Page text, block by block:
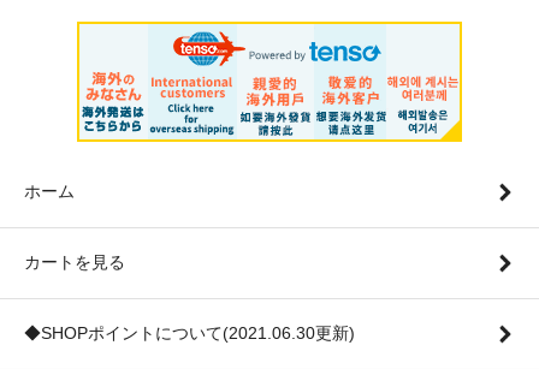
ホーム
カートを見る
◆SHOPポイントについて(2021.06.30更新)